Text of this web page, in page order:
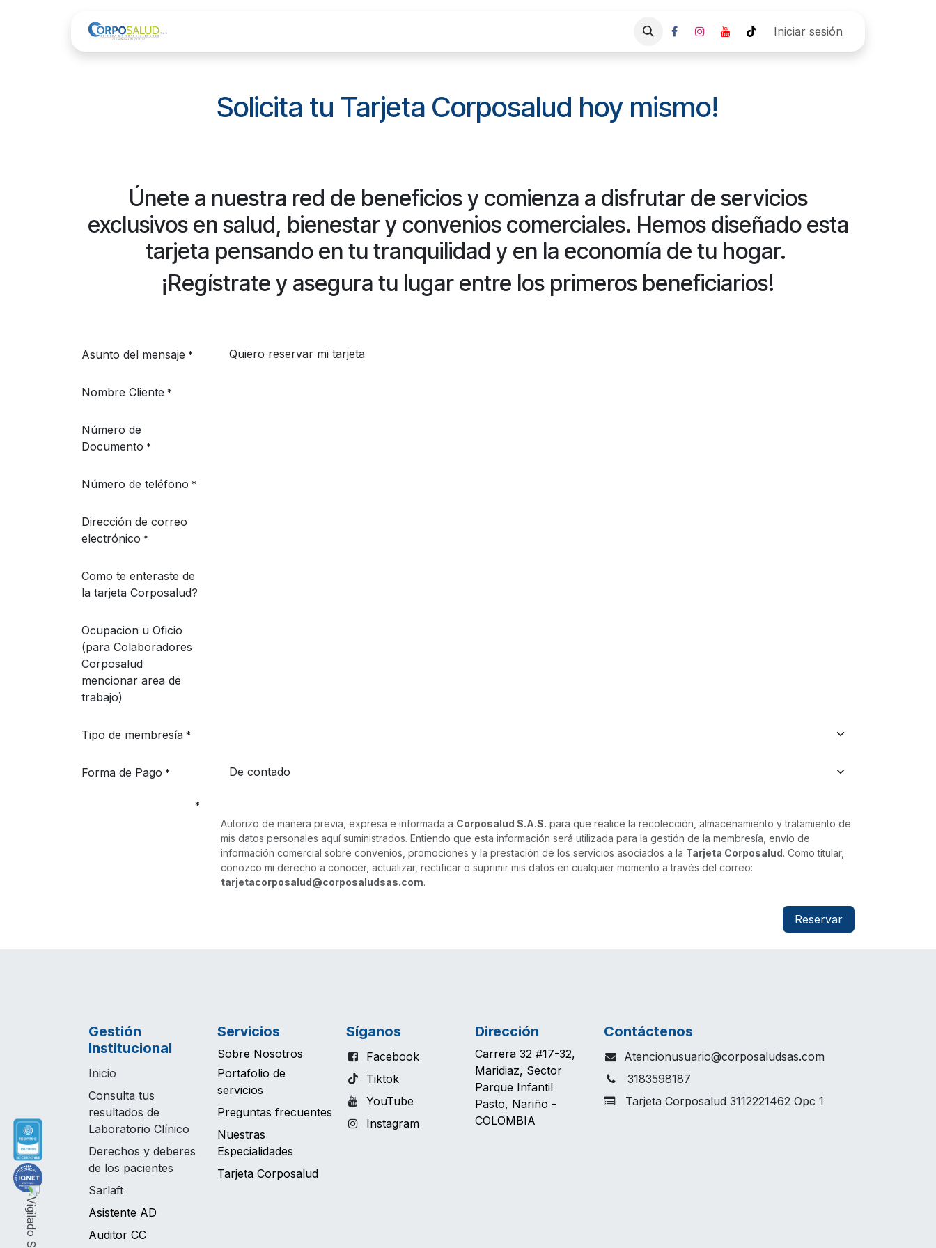
Empresa Pre agenda Cita
Iniciar sesión
Solicita tu Tarjeta Corposalud hoy mismo!​
Únete a nuestra red de beneficios y comienza a disfrutar de servicios
exclusivos en salud, bienestar y convenios comerciales. Hemos diseñado esta
tarjeta pensando en tu tranquilidad y en la economía de tu hogar.
¡Regístrate y asegura tu lugar entre los primeros beneficiarios!
Asunto del mensaje *
Nombre Cliente *
Número de
Documento *
Número de teléfono *
Dirección de correo
electrónico *
Como te enteraste de
la tarjeta Corposalud?
Ocupacion u Oficio
(para Colaboradores
Corposalud
mencionar area de
trabajo)
Tipo de membresía *
Forma de Pago *
*
Autorizo de manera previa, expresa e informada a Corposalud S.A.S. para que realice la recolección, almacenamiento y tratamiento de
mis datos personales aquí suministrados. Entiendo que esta información será utilizada para la gestión de la membresía, envío de
información comercial sobre convenios, promociones y la prestación de los servicios asociados a la Tarjeta Corposalud. Como titular,
conozco mi derecho a conocer, actualizar, rectificar o suprimir mis datos en cualquier momento a través del correo:
tarjetacorposalud@corposaludsas.com.
Reservar
Gestión
Institucional
Inicio
Consulta tus
resultados de
Laboratorio Clínico
Derechos y deberes
de los pacientes
Sarlaft
Asistente AD
Auditor CC
Servicios
Sobre Nosotros
Portafolio de
servicios
Preguntas frecuentes
Nuestras
Especialidades
Tarjeta Corposalud
Síganos
Facebook
Tiktok
YouTube
Instagram
Dirección
Carrera 32 #17-32,
Maridiaz, Sector
Parque Infantil
Pasto, Nariño -
COLOMBIA
Contáctenos
Atencionusuario@corposaludsas.com
3183598187
Tarjeta Corposalud 3112221462 Opc 1